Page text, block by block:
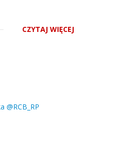
CZYTAJ WIĘCEJ
@RCB_RP